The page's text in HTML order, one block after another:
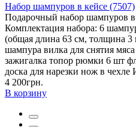
Набор шампуров в кейсе (7507)
Подарочный набор шампуров в
Комплектация набора: 6
(общая длина 63 см, толщина
шампура вилка для снятия
зажигалка топор рюмки 6 шт
доска для нарезки нож в чехле
4 200грн.
В корзину